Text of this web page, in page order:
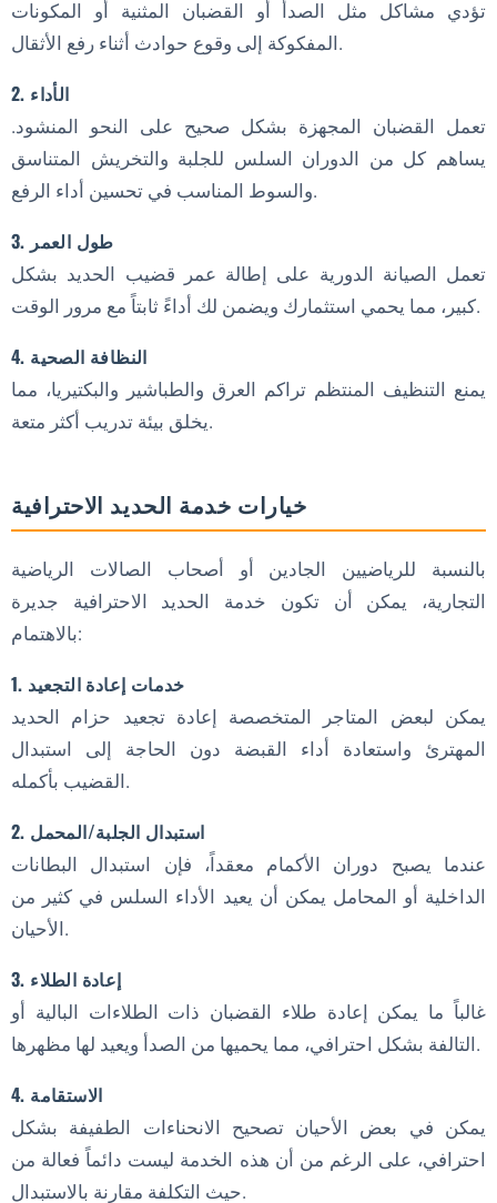
تؤدي مشاكل مثل الصدأ أو القضبان المثنية أو المكونات
المفكوكة إلى وقوع حوادث أثناء رفع الأثقال.
2. الأداء
تعمل القضبان المجهزة بشكل صحيح على النحو المنشود.
يساهم كل من الدوران السلس للجلبة والتخريش المتناسق
والسوط المناسب في تحسين أداء الرفع.
3. طول العمر
تعمل الصيانة الدورية على إطالة عمر قضيب الحديد بشكل
كبير، مما يحمي استثمارك ويضمن لك أداءً ثابتاً مع مرور الوقت.
4. النظافة الصحية
يمنع التنظيف المنتظم تراكم العرق والطباشير والبكتيريا، مما
يخلق بيئة تدريب أكثر متعة.
خيارات خدمة الحديد الاحترافية
بالنسبة للرياضيين الجادين أو أصحاب الصالات الرياضية
التجارية، يمكن أن تكون خدمة الحديد الاحترافية جديرة
بالاهتمام:
1. خدمات إعادة التجعيد
يمكن لبعض المتاجر المتخصصة إعادة تجعيد حزام الحديد
المهترئ واستعادة أداء القبضة دون الحاجة إلى استبدال
القضيب بأكمله.
2. استبدال الجلبة/المحمل
عندما يصبح دوران الأكمام معقداً، فإن استبدال البطانات
الداخلية أو المحامل يمكن أن يعيد الأداء السلس في كثير من
الأحيان.
3. إعادة الطلاء
غالباً ما يمكن إعادة طلاء القضبان ذات الطلاءات البالية أو
التالفة بشكل احترافي، مما يحميها من الصدأ ويعيد لها مظهرها.
4. الاستقامة
يمكن في بعض الأحيان تصحيح الانحناءات الطفيفة بشكل
احترافي، على الرغم من أن هذه الخدمة ليست دائماً فعالة من
حيث التكلفة مقارنة بالاستبدال.